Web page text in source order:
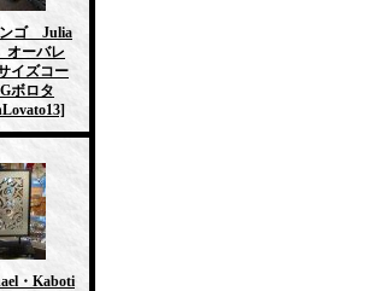
ンゴ Julia
ーバレ
イズコー
ボロタ
・Kaboti